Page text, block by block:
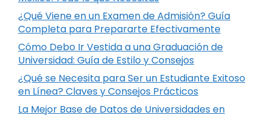
¿Qué Viene en un Examen de Admisión? Guía
Completa para Prepararte Efectivamente
Cómo Debo Ir Vestida a una Graduación de
Universidad: Guía de Estilo y Consejos
¿Qué se Necesita para Ser un Estudiante Exitoso
en Línea? Claves y Consejos Prácticos
La Mejor Base de Datos de Universidades en